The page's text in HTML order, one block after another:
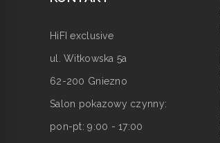
HiFI exclusive
ul. Witkowska 5a
62-200 Gniezno
Salon pokazowy czynny:
pon-pt: 9:00 - 17:00